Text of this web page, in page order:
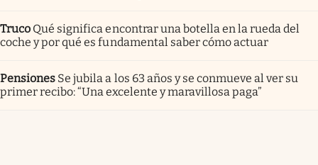
Truco Qué significa encontrar una botella en la rueda del
coche y por qué es fundamental saber cómo actuar
Pensiones Se jubila a los 63 años y se conmueve al ver su
primer recibo: “Una excelente y maravillosa paga”